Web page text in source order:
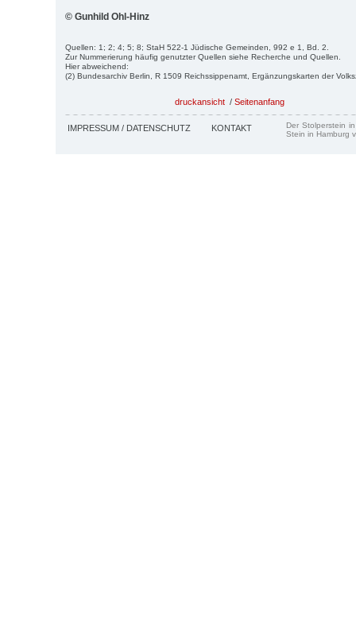
© Gunhild Ohl-Hinz
Quellen: 1; 2; 4; 5; 8; StaH 522-1 Jüdische Gemeinden, 992 e 1, Bd. 2.
Zur Nummerierung häufig genutzter Quellen siehe Recherche und Quellen.
Hier abweichend:
(2) Bundesarchiv Berlin, R 1509 Reichssippenamt, Ergänzungskarten der
druckansicht / Seitenanfang
IMPRESSUM / DATENSCHUTZ KONTAKT
Der Stolperstein
Stein in Hamburg